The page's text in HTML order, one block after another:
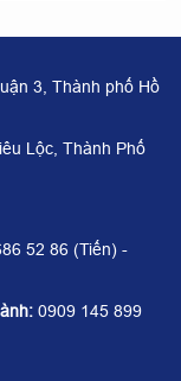
3, Thành phố Hồ
Lộc, Thành Phố
52 86 (Tiến) -
0909 145 899